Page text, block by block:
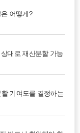
어떻게?
대로 재산분할 가능
기여도를 결정하는